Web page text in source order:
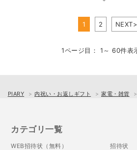
1 2 NEXT>
1ページ目： 1～ 60件表
PIARY 内祝い・お返しギフト 家電・雑貨
カテゴリ一覧
WEB招待状（無料）
招待状